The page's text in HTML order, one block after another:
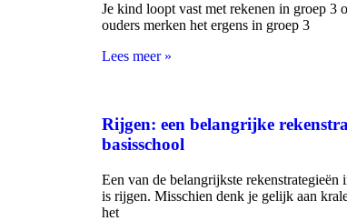
Je kind loopt vast met rekenen in groep 3
ouders merken het ergens in groep 3
Lees meer »
Rijgen: een belangrijke
basisschool
Een van de belangrijkste rekenstrategieën
is rijgen. Misschien denk je gelijk aan
het